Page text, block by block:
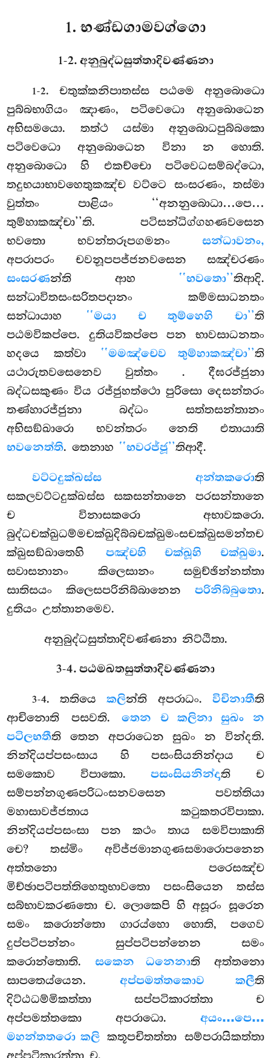
1. භණ්ඩගාමවග්ගො
1-2. අනුබුද්ධසුත්තාදිවණ්ණනා
1-2. චතුක්කනිපාතස්ස පඨමෙ අනුබොධො
පුබ්බභාගියං ඤාණං, පටිවෙධො අනුබොධෙන
අභිසමයො. තත්ථ යස්මා අනුබොධපුබ්බකො
පටිවෙධො අනුබොධෙන විනා න හොති.
අනුබොධො හි එකච්චො පටිවෙධසම්බද්ධො,
තදුභයාභාවහෙතුකඤ්ච වට්ටෙ සංසරණං, තස්මා
වුත්තං පාළියං ‘‘අනනුබොධා…පෙ…
තුම්හාකඤ්චා’’ති. පටිසන්ධිග්ගහණවසෙන
භවතො භවන්තරූපගමනං සන්ධාවනං,
අපරාපරං චවනූපපජ්ජනවසෙන සඤ්චරණං
සංසරණන්ති ආහ ‘‘භවතො’’තිආදි.
සන්ධාවිතසංසරිතපදානං කම්මසාධනතං
සන්ධායාහ ‘‘මයා ච තුම්හෙහි චා’’ති
පඨමවිකප්පෙ. දුතියවිකප්පෙ පන භාවසාධනතං
හදයෙ කත්වා ‘‘මමඤ්චෙව තුම්හාකඤ්චා’’ති
යථාරුතවසෙනෙව වුත්තං . දීඝරජ්ජුනා
බද්ධසකුණං විය රජ්ජුහත්ථො පුරිසො දෙසන්තරං
තණ්හාරජ්ජුනා බද්ධං සත්තසන්තානං
අභිසඞ්ඛාරො භවන්තරං නෙති එතායාති
භවනෙත්ති. තෙනාහ ‘‘භවරජ්ජූ’’තිආදී.
වට්ටදුක්ඛස්ස අන්තකරොති
සකලවට්ටදුක්ඛස්ස සකසන්තානෙ පරසන්තානෙ
ච විනාසකරො අභාවකරො.
බුද්ධචක්ඛුධම්මචක්ඛුදිබ්බචක්ඛුමංසචක්ඛුසමන්තච
ක්ඛුසඞ්ඛාතෙහි පඤ්චහි චක්ඛූහි චක්ඛුමා.
සවාසනානං කිලෙසානං සමුච්ඡින්නත්තා
සාතිසයං කිලෙසපරිනිබ්බානෙන පරිනිබ්බුතො.
දුතියං උත්තානමෙව.
අනුබුද්ධසුත්තාදිවණ්ණනා නිට්ඨිතා.
3-4. පඨමඛතසුත්තාදිවණ්ණනා
3-4. තතියෙකලින්ති අපරාධං. විචිනාතීති
ආචිනොති පසවති.තෙන ච කලිනා සුඛං න
පටිලභතීති තෙන අපරාධෙන සුඛං න වින්දති.
නින්දියප්පසංසාය හි පසංසියනින්දාය ච
සමකොව විපාකො.පසංසියනින්දාති ච
සම්පන්නගුණපරිධංසනවසෙන පවත්තියා
මහාසාවජ්ජතාය කටුකතරවිපාකා.
නින්දියප්පසංසා පන කථං තාය සමවිපාකාති
චෙ? තස්මිං අවිජ්ජමානගුණසමාරොපනෙන
අත්තනො පරෙසඤ්ච
මිච්ඡාපටිපත්තිහෙතුභාවතො පසංසියෙන තස්ස
සබ්භාවකරණතො ච. ලොකෙපි හි අසූරං සූරෙන
සමං කරොන්තො ගාරය්හො හොති, පගෙව
දුප්පටිපන්නං සුප්පටිපන්නෙන සමං
කරොන්තොති.සකෙන ධනෙනාති අත්තනො
සාපතෙය්යෙන. අප්පමත්තකොව කලීති
දිට්ඨධම්මිකත්තා සප්පටිකාරත්තා ච
අප්පමත්තකො අපරාධො. අයං…පෙ…
මහන්තතරො කලිකතූපචිතත්තා සම්පරායිකත්තා